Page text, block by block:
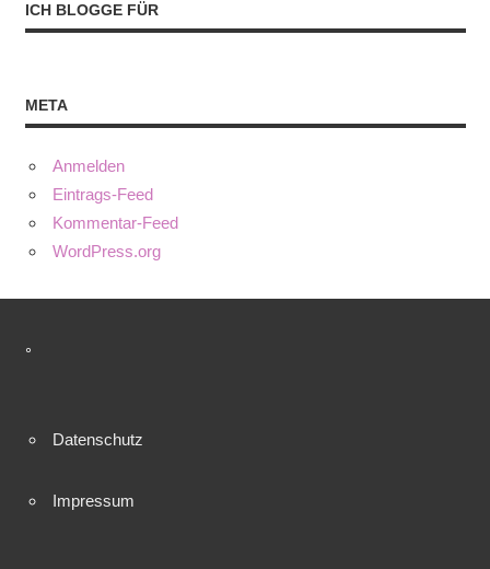
ICH BLOGGE FÜR
META
Anmelden
Eintrags-Feed
Kommentar-Feed
WordPress.org
°
Datenschutz
Impressum